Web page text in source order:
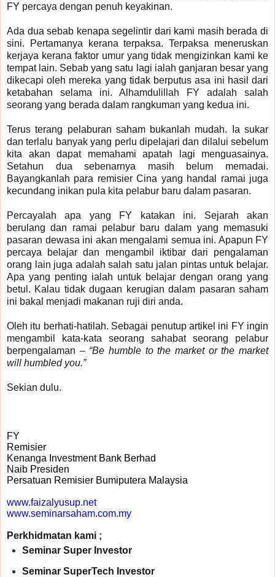
FY percaya dengan penuh keyakinan.
Ada dua sebab kenapa segelintir dari kami masih berada di
sini. Pertamanya kerana terpaksa. Terpaksa meneruskan
kerjaya kerana faktor umur yang tidak mengizinkan kami ke
tempat lain. Sebab yang satu lagi ialah ganjaran besar yang
dikecapi oleh mereka yang tidak berputus asa ini hasil dari
ketabahan selama ini. Alhamdulillah FY adalah salah
seorang yang berada dalam rangkuman yang kedua ini.
Terus terang pelaburan saham bukanlah mudah. Ia sukar
dan terlalu banyak yang perlu dipelajari dan dilalui sebelum
kita akan dapat memahami apatah lagi menguasainya.
Setahun dua sebenarnya masih belum memadai.
Bayangkanlah para remisier Cina yang handal ramai juga
kecundang inikan pula kita pelabur baru dalam pasaran.
Percayalah apa yang FY katakan ini. Sejarah akan
berulang dan ramai pelabur baru dalam yang memasuki
pasaran dewasa ini akan mengalami semua ini. Apapun FY
percaya belajar dan mengambil iktibar dari pengalaman
orang lain juga adalah salah satu jalan pintas untuk belajar.
Apa yang penting ialah untuk belajar dengan orang yang
betul. Kalau tidak dugaan kerugian dalam pasaran saham
ini bakal menjadi makanan ruji diri anda.
Oleh itu berhati-hatilah. Sebagai penutup artikel ini FY ingin
mengambil kata-kata seorang sahabat seorang pelabur
berpengalaman – “Be humble to the market or the market
will humbled you.”
Sekian dulu.
FY
Remisier
Kenanga Investment Bank Berhad
Naib Presiden
Persatuan Remisier Bumiputera Malaysia
www.faizalyusup.net
www.seminarsaham.com.my
Perkhidmatan kami ;
Seminar Super Investor
Seminar SuperTech Investor